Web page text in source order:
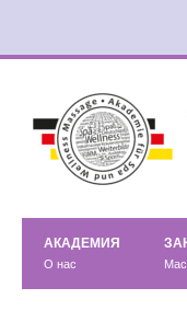
АКАДЕМИЯ
О нас